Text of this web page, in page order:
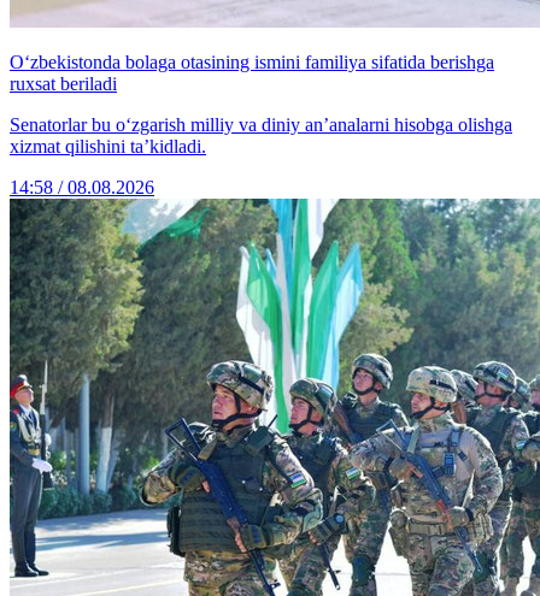
O‘zbekistonda bolaga otasining ismini familiya sifatida berishga
ruxsat beriladi
Senatorlar bu o‘zgarish milliy va diniy an’analarni hisobga olishga
xizmat qilishini ta’kidladi.
14:58 / 08.08.2026